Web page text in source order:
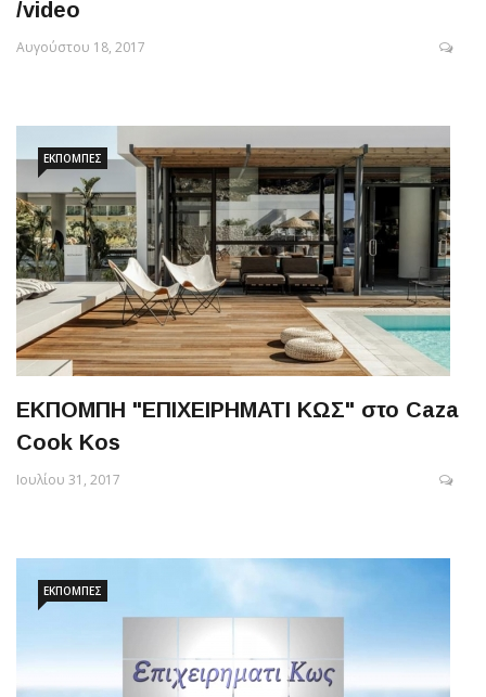
/video
Αυγούστου 18, 2017
ΕΚΠΟΜΠΈΣ
ΕΚΠΟΜΠΗ "ΕΠΙΧΕΙΡΗΜΑΤΙ ΚΩΣ" στο Caza
Cook Kos
Ιουλίου 31, 2017
ΕΚΠΟΜΠΈΣ